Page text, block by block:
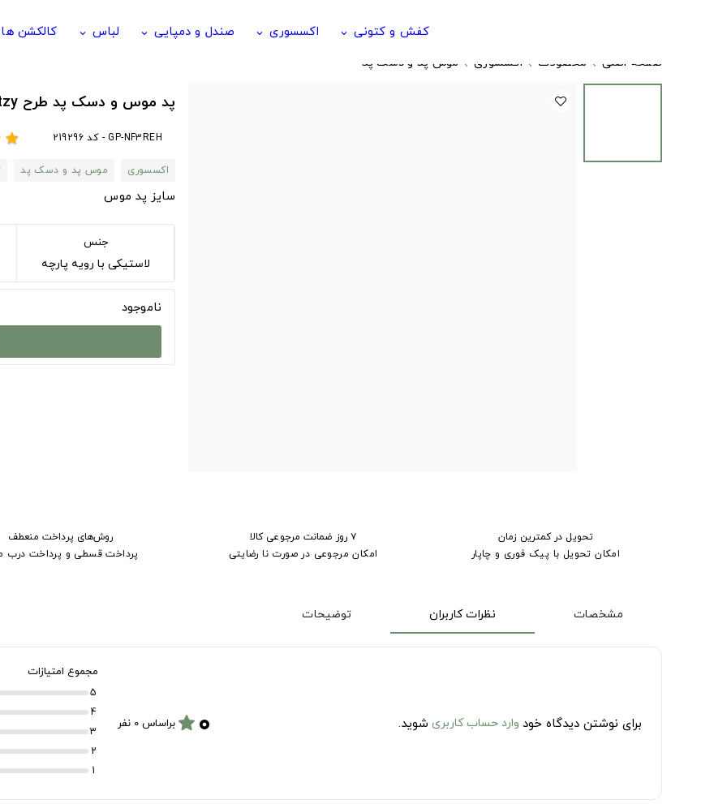
کفش و کتونی keyboard_arrow_down اکسسوری keyboard_arrow_down صندل و دمپایی keyboard_arrow_down لباس keyboard_arrow_down کالکشن ها
صفحه اصلی محصولات اکسسوری موس پد و دسک پد
پد موس و دسک پد طرح itzy ایتزی طرح Itzy Born To Be Cassette
GP-NF3REH - کد 219296 star
اکسسوری
موس پد و دسک پد
سایز پد موس
جنس
لاستیکی با رویه پارچه
ناموجود
تحویل در کمترین زمان
امکان تحویل با پیک فوری و چاپار
۷ روز ضمانت مرجوعی کالا
امکان مرجوعی در صورت نا رضایتی
روش‌های پرداخت منعطف
پرداخت قسطی و پرداخت درب
مشخصات نظرات کاربران توضیحات
برای نوشتن دیدگاه خود وارد حساب کاربری شوید. ۰ starبراساس 0 نفر
مجموع امتیازات
5
4
3
2
1